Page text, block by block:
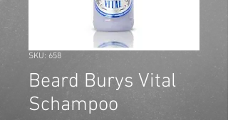
SKU: 658
Beard Burys Vital
Schampoo